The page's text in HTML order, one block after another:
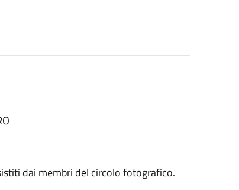
dai membri del circolo fotografico.